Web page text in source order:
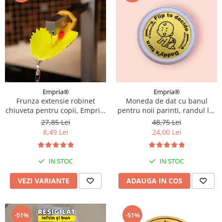
Empria®
Frunza extensie robinet
chiuveta pentru copii, Empria,
Diverse culori
27,85 Lei
8,49 Lei
IN STOC
VEZI VARIANTE
Empria®
Moneda de dat cu banul
pentru noii parinti, randul lui
Mami sau al lui Tati, cadou
amuzant proaspetii parinti,
Empria, engleza
48,75 Lei
24,00 Lei
IN STOC
ADAUGA IN COS
-51% -51%